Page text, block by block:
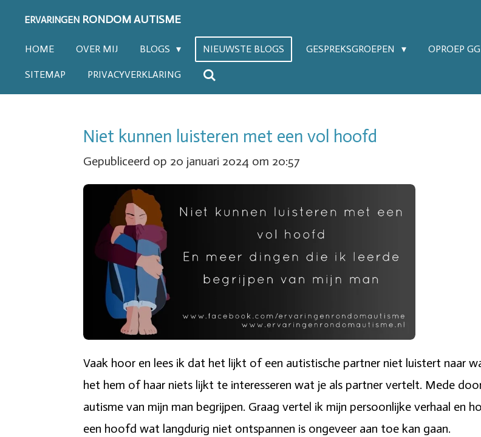
ERVARINGEN RONDOM AUTISME
HOME OVER MIJ BLOGS NIEUWSTE BLOGS GESPREKSGROEPEN OPROEP
SITEMAP PRIVACYVERKLARING
Niet kunnen luisteren met een vol hoofd
Gepubliceerd op 20 januari 2024 om 20:57
Vaak hoor en lees ik dat het lijkt of een autistische partner niet luistert naar
het hem of haar niets lijkt te interesseren wat je als partner vertelt. Mede
autisme van mijn man begrijpen. Graag vertel ik mijn persoonlijke verhaal en
een hoofd wat langdurig niet ontspannen is ongeveer aan toe kan gaan.